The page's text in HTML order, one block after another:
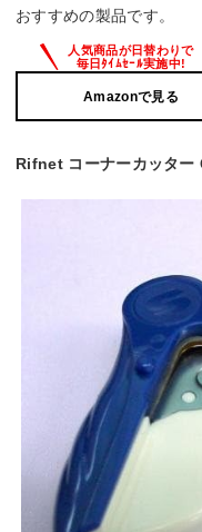
おすすめの製品です。
Amazonで見る
Rifnet コーナーカッター